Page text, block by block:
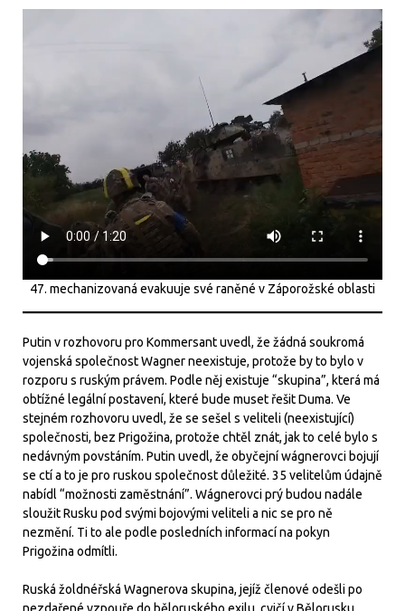
47. mechanizovaná evakuuje své raněné v Záporožské oblasti
Putin v rozhovoru pro Kommersant uvedl, že žádná soukromá
vojenská společnost Wagner neexistuje, protože by to bylo v
rozporu s ruským právem. Podle něj existuje “skupina”, která má
obtížné legální postavení, které bude muset řešit Duma. Ve
stejném rozhovoru uvedl, že se sešel s veliteli (neexistující)
společnosti, bez Prigožina, protože chtěl znát, jak to celé bylo s
nedávným povstáním. Putin uvedl, že obyčejní wágnerovci bojují
se ctí a to je pro ruskou společnost důležité. 35 velitelům údajně
nabídl “možnosti zaměstnání”. Wágnerovci prý budou nadále
sloužit Rusku pod svými bojovými veliteli a nic se pro ně
nezmění. Ti to ale podle posledních informací na pokyn
Prigožina odmítli.
Ruská žoldnéřská Wagnerova skupina, jejíž členové odešli po